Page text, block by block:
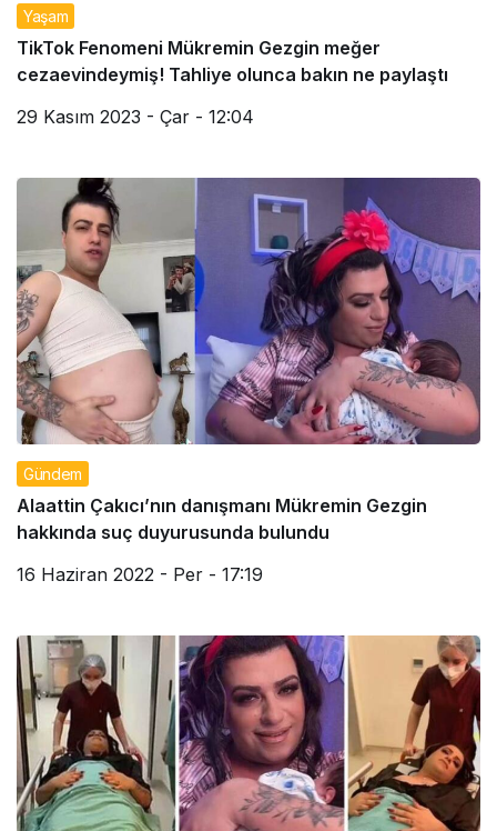
Yaşam
TikTok Fenomeni Mükremin Gezgin meğer
cezaevindeymiş! Tahliye olunca bakın ne paylaştı
29 Kasım 2023 - Çar - 12:04
Gündem
Alaattin Çakıcı’nın danışmanı Mükremin Gezgin
hakkında suç duyurusunda bulundu
16 Haziran 2022 - Per - 17:19